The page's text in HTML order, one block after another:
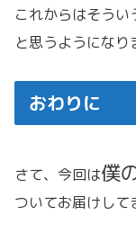
これからはそうい
と思うようになり
おわりに
さて、今回は僕
ついてお届けして